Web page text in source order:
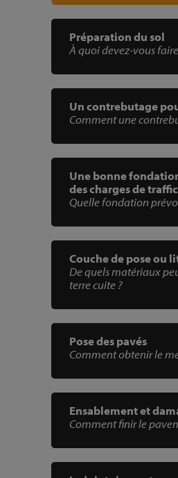
Préparation du sol
À quoi devez-vous
Un contrebutage
Comment une
Une bonne
des charges de traffic
Quelle fondation
Couche de pose ou
De quels matériaux
terre cuite ?
Pose des pavés
Comment obtenir le
Ensablement et
Comment finir le